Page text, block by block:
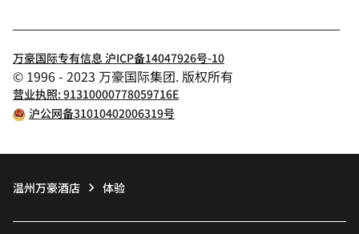
万豪国际专有信息 沪ICP备14047926号-10
© 1996 - 2023 万豪国际集团. 版权所有
营业执照: 91310000778059716E
沪公网备31010402006319号
温州万豪酒店 体验